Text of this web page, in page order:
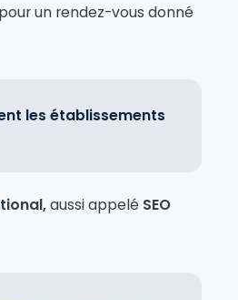
un rendez-vous donné
les établissements
aussi appelé SEO